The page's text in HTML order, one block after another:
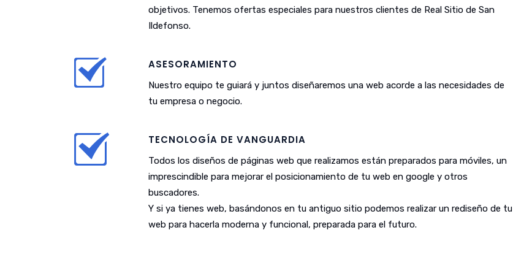
objetivos. Tenemos ofertas especiales para nuestros clientes de Real Sitio de San
Ildefonso.
ASESORAMIENTO
Nuestro equipo te guiará y juntos diseñaremos una web acorde a las necesidades de
tu empresa o negocio.
TECNOLOGÍA DE VANGUARDIA
Todos los diseños de páginas web que realizamos están preparados para móviles, un
imprescindible para mejorar el posicionamiento de tu web en google y otros
buscadores.
Y si ya tienes web, basándonos en tu antiguo sitio podemos realizar un rediseño de tu
web para hacerla moderna y funcional, preparada para el futuro.